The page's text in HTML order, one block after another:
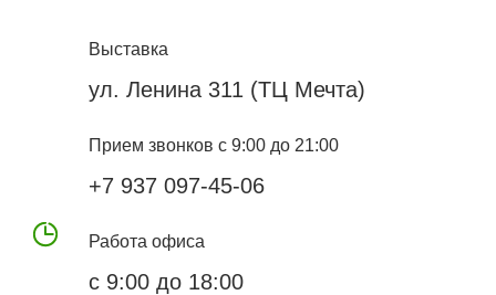
Выставка
ул. Ленина 311 (ТЦ Мечта)
Прием звонков с 9:00 до 21:00
+7 937 097-45-06
Работа офиса
с 9:00 до 18:00